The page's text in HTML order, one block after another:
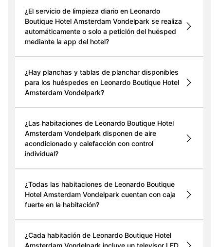
¿El servicio de limpieza diario en Leonardo
Boutique Hotel Amsterdam Vondelpark se realiza
automáticamente o solo a petición del huésped
mediante la app del hotel?
¿Hay planchas y tablas de planchar disponibles
para los huéspedes en Leonardo Boutique Hotel
Amsterdam Vondelpark?
¿Las habitaciones de Leonardo Boutique Hotel
Amsterdam Vondelpark disponen de aire
acondicionado y calefacción con control
individual?
¿Todas las habitaciones de Leonardo Boutique
Hotel Amsterdam Vondelpark cuentan con caja
fuerte en la habitación?
¿Cada habitación de Leonardo Boutique Hotel